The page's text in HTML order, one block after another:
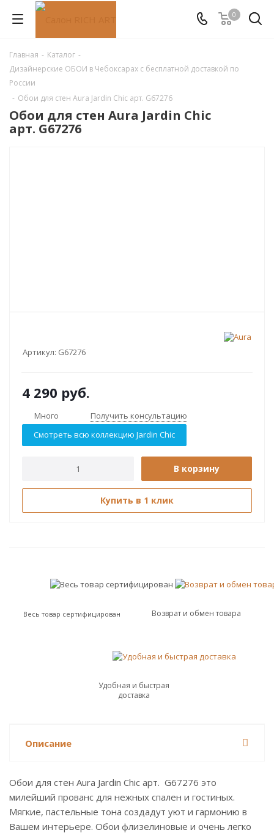
0
Главная - Каталог -
Дизайнерские ОБОИ в Чебоксарах с бесплатной доставкой по
России
- Обои для стен Aura Jardin Chic арт. G67276
Обои для стен Aura Jardin Chic
арт. G67276
Артикул: G67276
4 290 руб.
Много
Получить консультацию
Смотреть всю коллекцию Jardin Chic
В корзину
Купить в 1 клик
Весь товар сертифицирован Возврат и обмен товара
Удобная и быстрая
доставка
Описание
Обои для стен Aura Jardin Chic арт. G67276 это
милейший прованс для нежных спален и гостиных.
Мягкие, пастельные тона создадут уют и гармонию в
Вашем интерьере. Обои флизелиновые и очень легко